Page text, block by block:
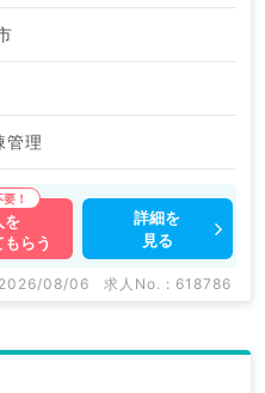
管理
を
らう
詳細を
見る
08/06 求人No. : 618786